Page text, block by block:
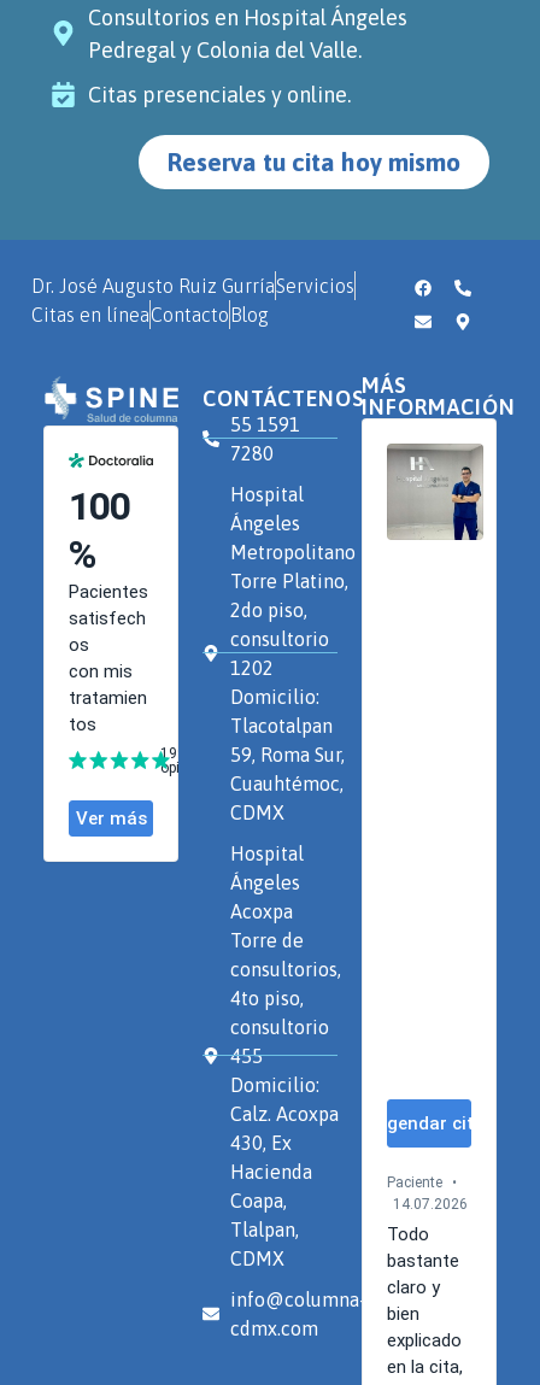
Consultorios en Hospital Ángeles
Pedregal y Colonia del Valle.
Citas presenciales y online.
Reserva tu cita hoy mismo
Dr. José Augusto Ruiz GurríaServicios
Citas en líneaContactoBlog
CONTÁCTENOS
55 1591
7280
Hospital
Ángeles
Metropolitano
Torre Platino,
2do piso,
consultorio
1202
Domicilio:
Tlacotalpan
59, Roma Sur,
Cuauhtémoc,
CDMX
Hospital
Ángeles
Acoxpa
Torre de
consultorios,
4to piso,
consultorio
455
Domicilio:
Calz. Acoxpa
430, Ex
Hacienda
Coapa,
Tlalpan,
CDMX
info@columna-
cdmx.com
MÁS
INFORMACIÓN